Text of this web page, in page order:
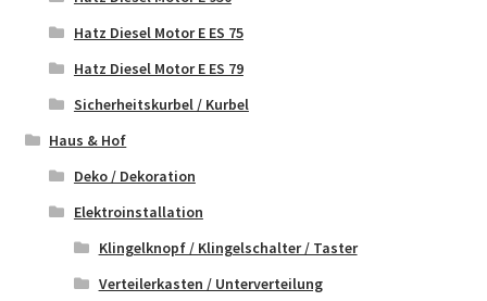
Hatz Diesel Motor E ES 75
Hatz Diesel Motor E ES 79
Sicherheitskurbel / Kurbel
Haus & Hof
Deko / Dekoration
Elektroinstallation
Klingelknopf / Klingelschalter / Taster
Verteilerkasten / Unterverteilung